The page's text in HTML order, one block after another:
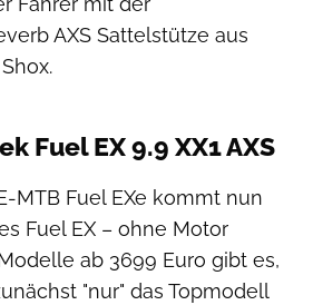
AXS Sattelstütze aus
Fuel EX 9.9 XX1 AXS
MTB Fuel EXe kommt nun
Fuel EX – ohne Motor
ab 3699 Euro gibt es,
"nur" das Topmodell